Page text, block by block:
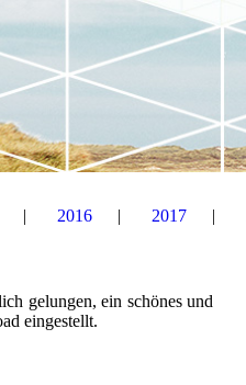
2016 2017
gelungen, ein schönes und
eingestellt.